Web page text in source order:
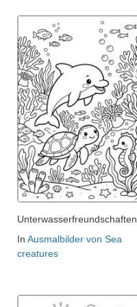
Unterwasserfreundschaften
In Ausmalbilder von Sea
creatures